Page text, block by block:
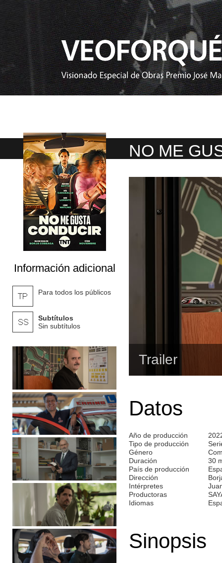
Información adicional
Para todos los públicos
Subtítulos
Sin subtítulos
NO ME
Trailer
Datos
Año de producción
Tipo de producción
Género
Duración
30
País de producción
Dirección
Intérpretes
Productoras
Idiomas
Sinopsis